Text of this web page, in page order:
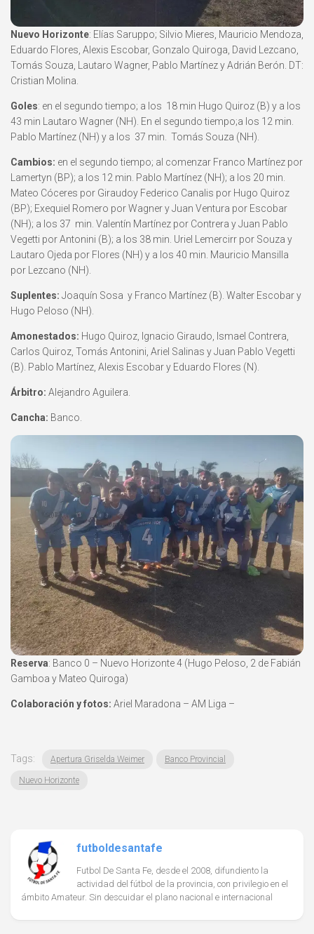
Nuevo Horizonte: Elías Saruppo; Silvio Mieres, Mauricio Mendoza,
Eduardo Flores, Alexis Escobar, Gonzalo Quiroga, David Lezcano,
Tomás Souza, Lautaro Wagner, Pablo Martínez y Adrián Berón. DT:
Cristian Molina.
Goles: en el segundo tiempo; a los 18 min Hugo Quiroz (B) y a los
43 min Lautaro Wagner (NH). En el segundo tiempo;a los 12 min.
Pablo Martínez (NH) y a los 37 min. Tomás Souza (NH).
Cambios: en el segundo tiempo; al comenzar Franco Martínez por
Lamertyn (BP); a los 12 min. Pablo Martínez (NH); a los 20 min.
Mateo Cóceres por Giraudoy Federico Canalis por Hugo Quiroz
(BP); Exequiel Romero por Wagner y Juan Ventura por Escobar
(NH); a los 37 min. Valentín Martínez por Contrera y Juan Pablo
Vegetti por Antonini (B); a los 38 min. Uriel Lemercirr por Souza y
Lautaro Ojeda por Flores (NH) y a los 40 min. Mauricio Mansilla
por Lezcano (NH).
Suplentes: Joaquín Sosa y Franco Martínez (B). Walter Escobar y
Hugo Peloso (NH).
Amonestados: Hugo Quiroz, Ignacio Giraudo, Ismael Contrera,
Carlos Quiroz, Tomás Antonini, Ariel Salinas y Juan Pablo Vegetti
(B). Pablo Martínez, Alexis Escobar y Eduardo Flores (N).
Árbitro: Alejandro Aguilera.
Cancha: Banco.
Reserva: Banco 0 – Nuevo Horizonte 4 (Hugo Peloso, 2 de Fabián
Gamboa y Mateo Quiroga)
Colaboración y fotos: Ariel Maradona – AM Liga –
Tags: Apertura Griselda Weimer Banco Provincial
Nuevo Horizonte
futboldesantafe
Futbol De Santa Fe, desde el 2008, difundiento la
actividad del fútbol de la provincia, con privilegio en el
ámbito Amateur. Sin descuidar el plano nacional e internacional